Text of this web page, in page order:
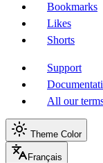
Bookmarks
Likes
Shorts
Support
All our
Theme Color
Français